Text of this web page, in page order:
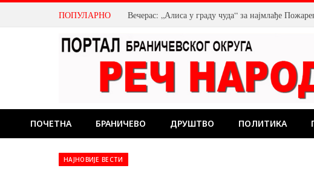
ПОПУЛАРНО Вечерас: „Алиса у граду чуда“ за најмлађе
ПОЧЕТНА БРАНИЧЕВО ДРУШТВО ПОЛИТИКА
НАЈНОВИЈЕ ВЕСТИ